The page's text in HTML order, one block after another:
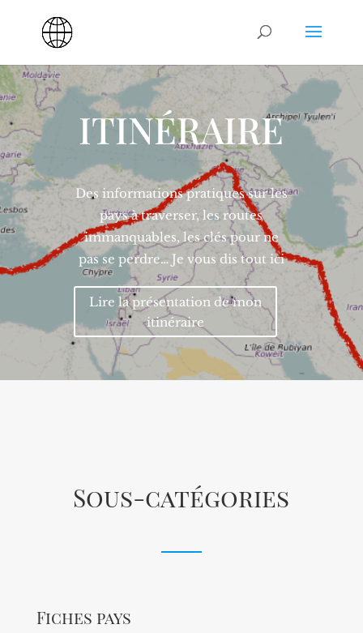
ITINÉRAIRE
Des informations pratiques sur les
pays à traverser, les routes
immanquables, les clés pour ne
pas se perdre… Je vous dis tout ici
Lire la présentation de mon
itinéraire
Sous-catégories
Fiches pays